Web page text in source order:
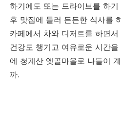
하기에도 또는 드라이브를 하
후 맛집에 들러 든든한 식사를
카페에서 차와 디저트를 하면
건강도 챙기고 여유로운 시간
에 청계산 옛골마을로 나들이
까.